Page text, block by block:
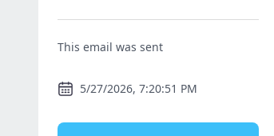
This email was sent
5/27/2026, 7:20:51 PM